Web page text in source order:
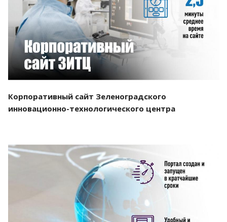
Смотреть проект
Корпоративный сайт Зеленоградского
инновационно-технологического центра